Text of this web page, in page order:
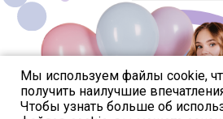
Мы используем файлы cookie,
получить наилучшие
Чтобы узнать больше об